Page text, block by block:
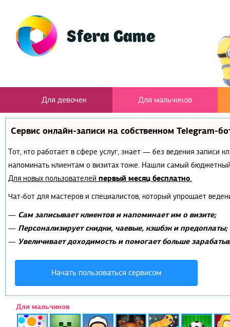
Для девочек Для мальчиков
Сервис онлайн-записи на собственном Telegram-
Тот, кто работает в сфере услуг, знает — без ведения записи
напоминать клиентам о визитах тоже. Нашли самый
Для новых пользователей первый месяц бесплатно.
Чат-бот для мастеров и специалистов, который упрощает
— Сам записывает клиентов и напоминает им о визите;
— Персонализирует скидки, чаевые, кэшбэк и предоплаты;
— Увеличивает доходимость и помогает больше
Начать пользоваться сервисом
Для мальчиков